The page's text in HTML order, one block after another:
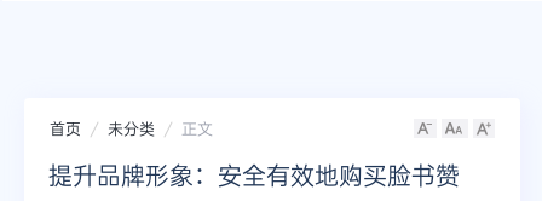
首页 未分类 正文
提升品牌形象：安全有效地购买脸书赞